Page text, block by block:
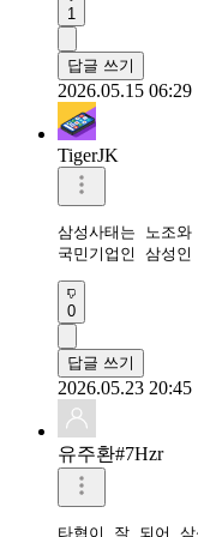
1
답글 쓰기
2026.05.15 06:29
TigerJK
삼성사태는 노조
국민기업인 삼성
0
답글 쓰기
2026.05.23 20:45
유주환#7Hzr
타협이 잘 되어 삼